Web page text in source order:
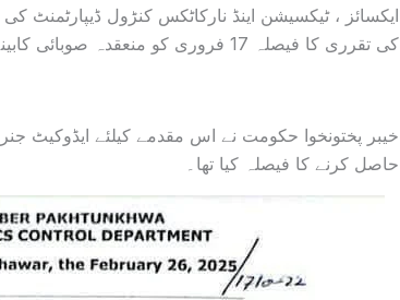
ایکسائز ، ٹیکسیشن اینڈ نارکاٹکس کنڑول ڈیپارٹمنٹ
کی تقرری کا فیصلہ 17 فروری کو منعقدہ صوبائی کابینہ کے اجلاس میں کیا گیا تھا۔
خیبر پختونخوا حکومت نے اس مقدمے کیلئے ایڈوکیٹ
حاصل کرنے کا فیصلہ کیا تھا۔